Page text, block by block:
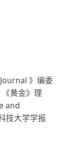
》编委
黄金》理
and
技大学学报